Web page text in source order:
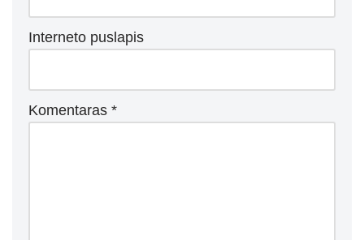
Interneto puslapis
Komentaras *